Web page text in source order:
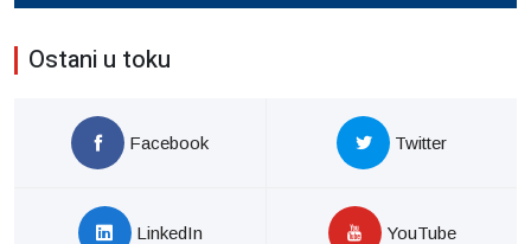
Ostani u toku
Facebook Twitter
LinkedIn YouTube